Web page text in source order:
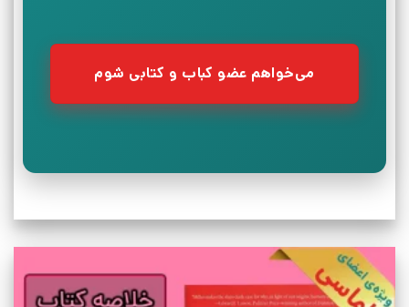
می‌خواهم عضو کباب و کتابی شوم